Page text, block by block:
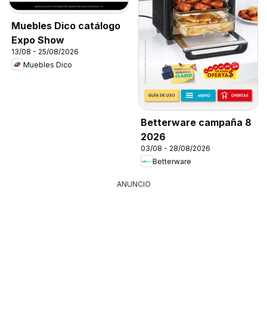
Muebles Dico catálogo
Expo Show
13/08 - 25/08/2026
Muebles Dico
Betterware campaña 8
2026
03/08 - 28/08/2026
Betterware
ANUNCIO